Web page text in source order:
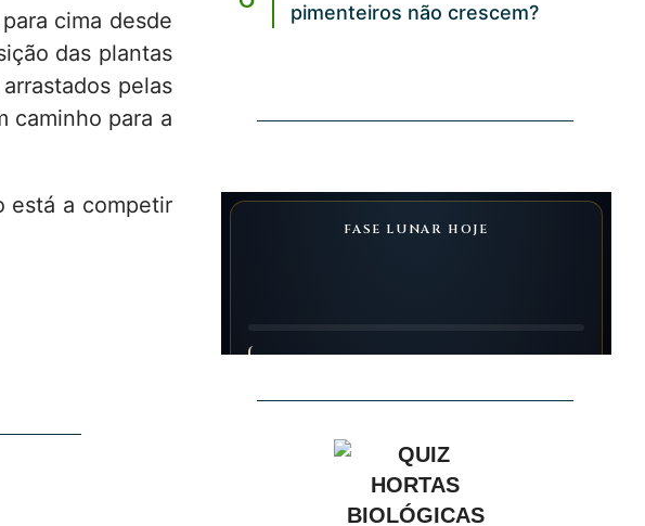
cima desde
das plantas
pelas
caminho para a
está a competir
pimenteiros não crescem?